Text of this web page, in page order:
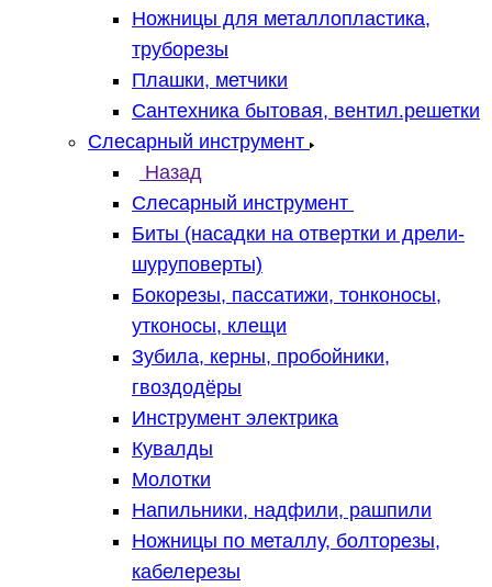
Ножницы для металлопластика,
труборезы
Плашки, метчики
Сантехника бытовая, вентил.решетки
Слесарный инструмент
Назад
Слесарный инструмент
Биты (насадки на отвертки и дрели-
шуруповерты)
Бокорезы, пассатижи, тонконосы,
утконосы, клещи
Зубила, керны, пробойники,
гвоздодёры
Инструмент электрика
Кувалды
Молотки
Напильники, надфили, рашпили
Ножницы по металлу, болторезы,
кабелерезы